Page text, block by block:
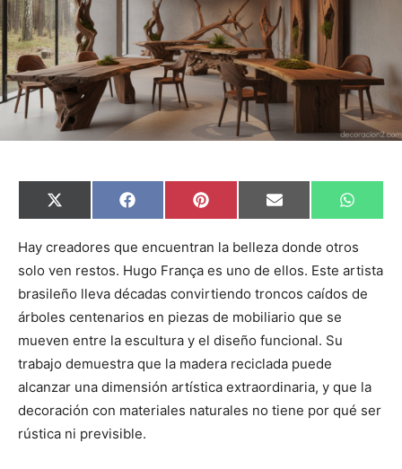
C
o
p
r
t
i
r
e
n
X
(
w
t
t
e
r
)
C
o
p
r
i
r
e
n
F
a
e
o
o
k
C
o
p
r
i
r
e
n
P
i
t
r
e
s
t
C
o
p
r
i
r
e
n
E
m
i
C
o
p
r
t
i
W
h
t
A
p
p
Hay creadores que encuentran la belleza donde otros
solo ven restos. Hugo França es uno de ellos. Este artista
brasileño lleva décadas convirtiendo troncos caídos de
árboles centenarios en piezas de mobiliario que se
mueven entre la escultura y el diseño funcional. Su
trabajo demuestra que la madera reciclada puede
alcanzar una dimensión artística extraordinaria, y que la
decoración con materiales naturales no tiene por qué ser
rústica ni previsible.